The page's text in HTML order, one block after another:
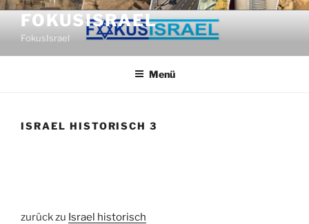
Zum
Inhalt
springen
FOKUSISRAEL
FokusIsrael
Menü
ISRAEL HISTORISCH 3
zurück zu Israel historisch